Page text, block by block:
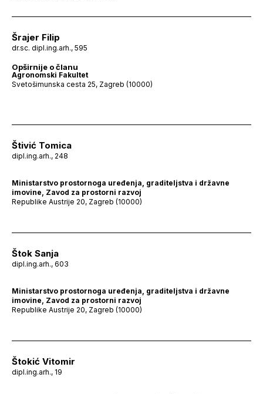
Šrajer Filip
dr.sc. dipl.ing.arh., 595
Opširnije o članu
Agronomski Fakultet
Svetošimunska cesta 25, Zagreb (10000)
Štivić Tomica
dipl.ing.arh., 248
Ministarstvo prostornoga uređenja, graditeljstva i državne
imovine, Zavod za prostorni razvoj
Republike Austrije 20, Zagreb (10000)
Štok Sanja
dipl.ing.arh., 603
Ministarstvo prostornoga uređenja, graditeljstva i državne
imovine, Zavod za prostorni razvoj
Republike Austrije 20, Zagreb (10000)
Štokić Vitomir
dipl.ing.arh., 19